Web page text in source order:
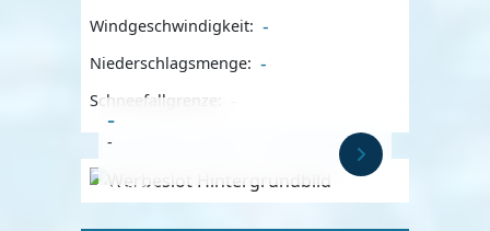
Windgeschwindigkeit: -
Niederschlagsmenge: -
Schneefallgrenze:
Anzeige
-
-